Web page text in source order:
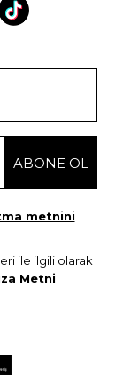
metnini
ile ilgili olarak
Metni